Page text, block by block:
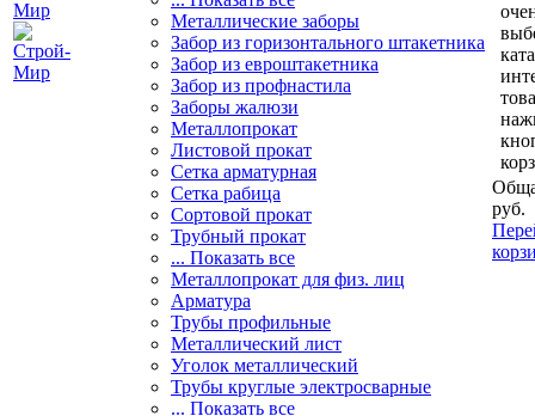
Металлические заборы
Забор из горизонтального штакетника
Забор из евроштакетника
Забор из профнастила
Заборы жалюзи
Металлопрокат
Листовой прокат
Сетка арматурная
Сетка рабица
Сортовой прокат
Трубный прокат
... Показать все
Металлопрокат для физ. лиц
Арматура
Трубы профильные
Металлический лист
Уголок металлический
Трубы круглые электросварные
... Показать все
руб.